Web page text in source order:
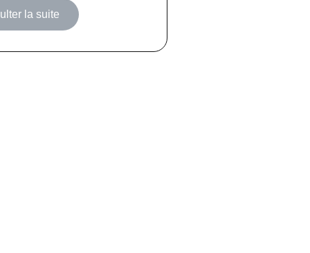
la suite